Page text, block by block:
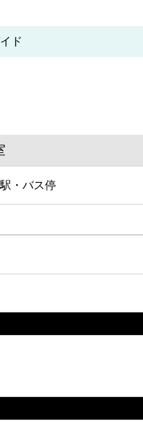
ド
・バス停